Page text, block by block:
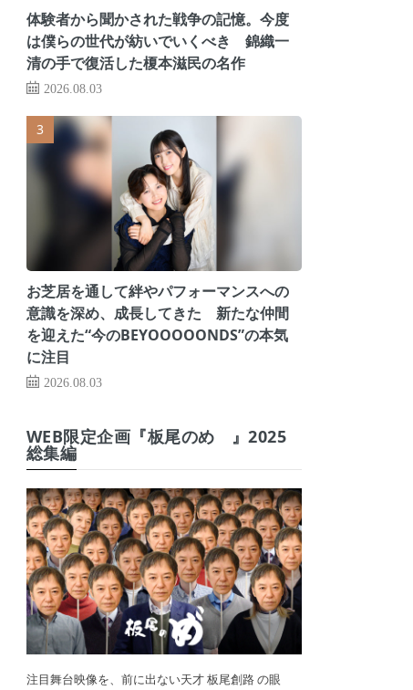
体験者から聞かされた戦争の記憶。今度
は僕らの世代が紡いでいくべき 錦織一
清の手で復活した榎本滋民の名作
2026.08.03
お芝居を通して絆やパフォーマンスへの
意識を深め、成長してきた 新たな仲間
を迎えた“今のBEYOOOOONDS”の本気
に注目
2026.08.03
WEB限定企画『板尾のめ゙』2025
総集編
注目舞台映像を、前に出ない天才 板尾創路 の眼